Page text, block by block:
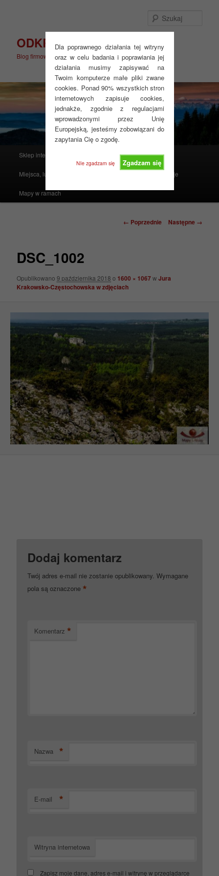
Dla poprawnego działania tej witryny
oraz w celu badania i poprawiania jej
działania musimy zapisywać na
Twoim komputerze małe pliki zwane
cookies. Ponad 90% wszystkich stron
internetowych zapisuje cookies,
jednakże, zgodnie z regulacjami
wprowadzonymi przez Unię
Europejską, jesteśmy zobowiązani do
zapytania Cię o zgodę.
Zgadzam się
NIe zgadzam się
ODKRYJ WIĘCEJ
Blog firmowy
Sklep internetowy Produkty polecane
Miejsca, ludzie, mapy i atlasy Instrukcje
Mapy w ramach
Nawigacja
← Poprzednie Następne →
DSC_1002
Opublikowano9 października 2018 o 1600 × 1067wJura
Krakowsko-Częstochowska w zdjęciach
Dodaj komentarz
Twój adres e-mail nie zostanie opublikowany. Wymagane
pola są oznaczone *
Komentarz *
Nazwa *
E-mail *
Witryna internetowa
Zapisz moje dane, adres e-mail i witrynę w przeglądarce